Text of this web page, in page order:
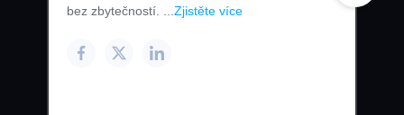
bez zbytečností. ... Zjistěte více